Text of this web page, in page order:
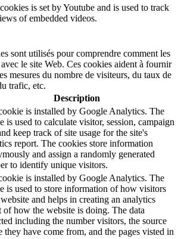
is set by Youtube and is used to track
of embedded videos.
sont utilisés pour comprendre comment les
le site Web. Ces cookies aident à fournir
mesures du nombre de visiteurs, du taux de
trafic, etc.
Description
is installed by Google Analytics. The
is used to calculate visitor, session, campaign
keep track of site usage for the site's
report. The cookies store information
and assign a randomly generated
to identify unique visitors.
is installed by Google Analytics. The
is used to store information of how visitors
and helps in creating an analytics
of how the website is doing. The data
including the number visitors, the source
they have come from, and the pages visted in